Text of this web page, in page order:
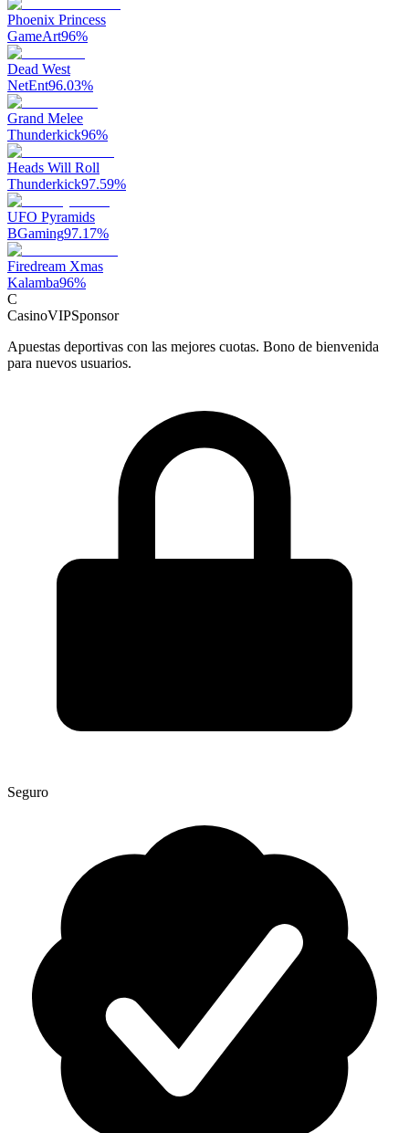
Phoenix Princess
GameArt96%
Dead West
NetEnt96.03%
Grand Melee
Thunderkick96%
Heads Will Roll
Thunderkick97.59%
UFO Pyramids
BGaming97.17%
Firedream Xmas
Kalamba96%
C
CasinoVIPSponsor
Apuestas deportivas con las mejores cuotas. Bono de bienvenida
para nuevos usuarios.
Seguro